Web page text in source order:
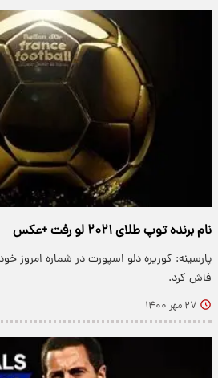
نام برنده توپ طلای ۲۰۲۱ لو رفت +عکس
فاش کرد.
۲۷ مهر ۱۴۰۰